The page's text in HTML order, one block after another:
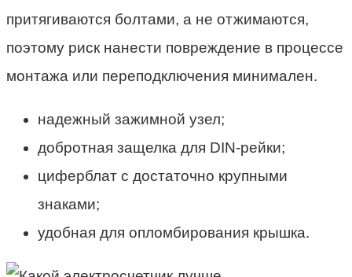
притягиваются болтами, а не отжимаются,
поэтому риск нанести повреждение в процессе
монтажа или переподключения минимален.
надежный зажимной узел;
добротная защелка для DIN-рейки;
циферблат с достаточно крупными
знаками;
удобная для опломбирования крышка.